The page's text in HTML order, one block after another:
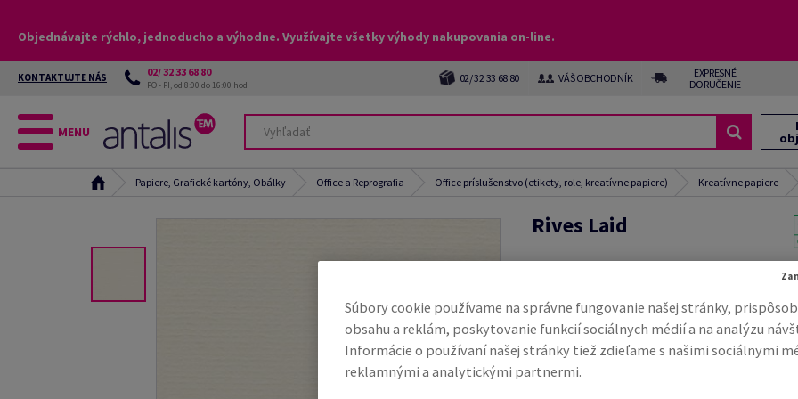
Objednávajte rýchlo, jednoducho a výhodne. Využívajte všetky výhody nakupovania on-line.
KONTAKTUJTE NÁS 02/ 32 33 68 80
PO - PI, od 8:00 do 16:00 hod 02/ 32 33 68 80 VÁŠ OBCHODNÍK
EXPRESNÉ
DORUČENIE
MENU
Papiere, Grafické kartóny, Obálky Office a Reprografia Office príslušenstvo (etikety, role, kreatívne papiere) Kreatívne papiere
Rives Laid
ECF, 210mm x 297mm, A4, ÚD, v minibalení 25
Credit
Kompletný popis
E-
Súbory cookie používame na správne fungovanie našej stránky,
obsahu a reklám, poskytovanie funkcií sociálnych médií a na analýzu
Informácie o používaní našej stránky tiež zdieľame s našimi sociálnymi
reklamnými a analytickými partnermi.